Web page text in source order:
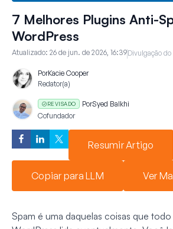
7 Melhores Plugins Anti-
WordPress
Atualizado: 26 de jun. de 2026, 16:39Divulgação do
PorKacie Cooper
Redator(a)
REVISADO PorSyed Balkhi
Cofundador
Resumir Artigo
Copiar para LLM Ver
Spam é uma daquelas coisas que